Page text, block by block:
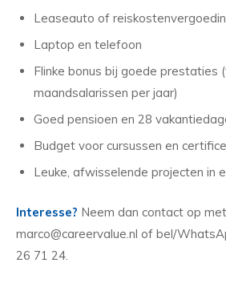
Leaseauto of
Laptop en telefoon
Flinke bonus bij goede prestaties
maandsalarissen per jaar)
Goed pensioen en 28
Budget voor cursussen en
Leuke, afwisselende projecten in
Interesse? Neem dan contact op
marco@careervalue.nl of bel/
26 71 24.